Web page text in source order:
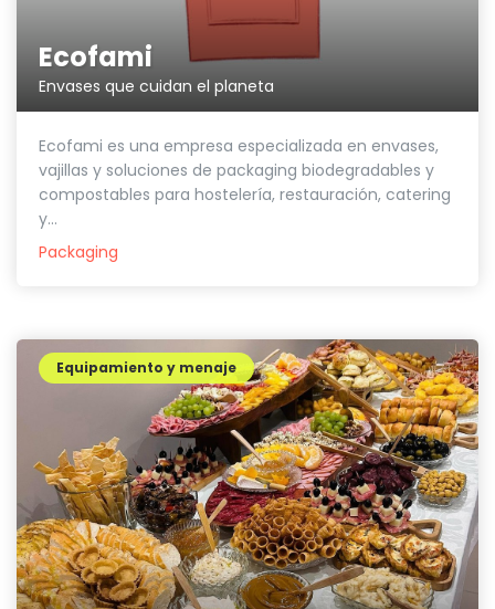
Ecofami
Envases que cuidan el planeta
Ecofami es una empresa especializada en envases,
vajillas y soluciones de packaging biodegradables y
compostables para hostelería, restauración, catering
y...
Packaging
Equipamiento y menaje